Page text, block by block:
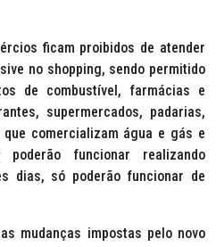
ficam proibidos de atender
no shopping, sendo permitido
de combustível, farmácias e
supermercados, padarias,
comercializam água e gás e
funcionar realizando
dias, só poderão funcionar de
mudanças impostas pelo novo